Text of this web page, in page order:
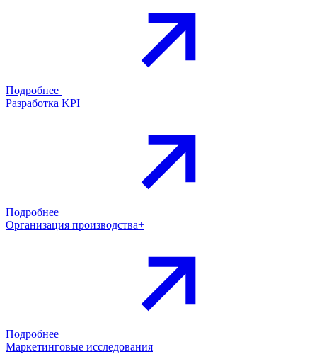
Подробнее
Разработка KPI
Подробнее
Организация производства+
Подробнее
Маркетинговые исследования